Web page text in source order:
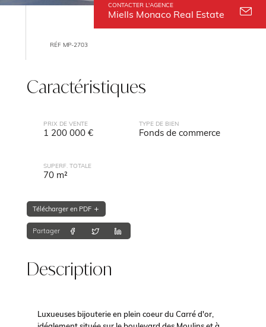
CONTACTER L'AGENCE
Miells Monaco Real Estate
RÉF MP-2703
Caractéristiques
PRIX DE VENTE
1 200 000 €
TYPE DE BIEN
Fonds de commerce
SUPERF. TOTALE
70 m²
Télécharger en PDF
Partager
Description
Luxueuses bijouterie en plein coeur du Carré d'or,